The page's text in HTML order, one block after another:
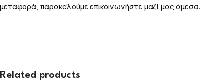
μεταφορά, παρακαλούμε επικοινωνήστε μαζί μας άμεσα.
Related products